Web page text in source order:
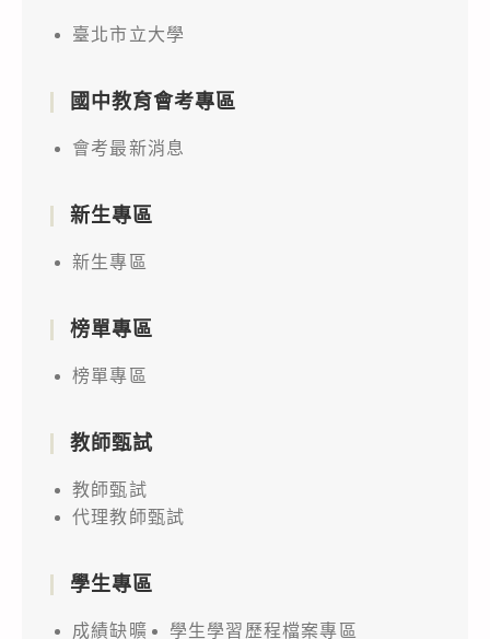
臺北市立大學
國中教育會考專區
會考最新消息
新生專區
新生專區
榜單專區
榜單專區
教師甄試
教師甄試
代理教師甄試
學生專區
成績缺曠 學生學習歷程檔案專區